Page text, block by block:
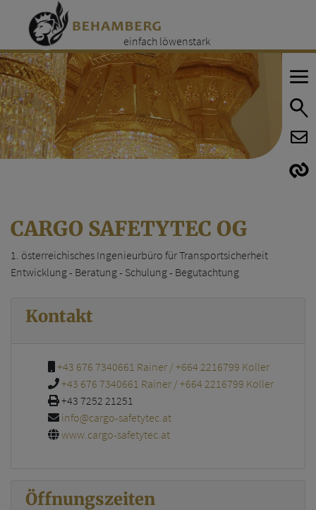
einfach löwenstark
CARGO SAFETYTEC OG
1. österreichisches Ingenieurbüro für Transportsicherheit
Entwicklung - Beratung - Schulung - Begutachtung
Kontakt
+43 676 7340661 Rainer / +664 2216799 Koller
+43 676 7340661 Rainer / +664 2216799 Koller
+43 7252 21251
info@cargo-safetytec.at
www.cargo-safetytec.at
Öffnungszeiten